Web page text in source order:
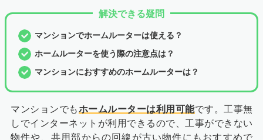
解決できる疑問
マンションでホームルーターは使える？
ホームルーターを使う際の注意点は？
マンションにおすすめのホームルーターは？
マンションでもホームルーターは利用可能です。工事無
しでインターネットが利用できるので、工事ができない
物件や、共用部からの回線が古い物件にもおすすめで